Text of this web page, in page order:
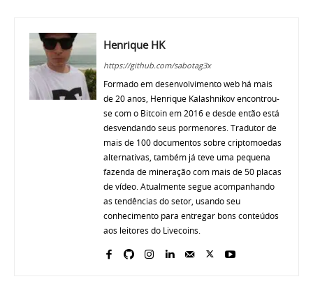
Henrique HK
https://github.com/sabotag3x
Formado em desenvolvimento web há mais
de 20 anos, Henrique Kalashnikov encontrou-
se com o Bitcoin em 2016 e desde então está
desvendando seus pormenores. Tradutor de
mais de 100 documentos sobre criptomoedas
alternativas, também já teve uma pequena
fazenda de mineração com mais de 50 placas
de vídeo. Atualmente segue acompanhando
as tendências do setor, usando seu
conhecimento para entregar bons conteúdos
aos leitores do Livecoins.